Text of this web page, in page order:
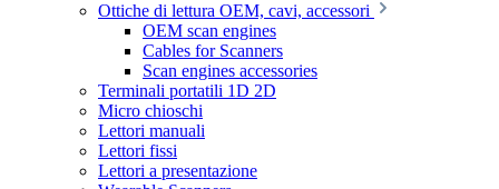
Ottiche di lettura OEM, cavi, accessori
OEM scan engines
Cables for Scanners
Scan engines accessories
Terminali portatili 1D 2D
Micro chioschi
Lettori manuali
Lettori fissi
Lettori a presentazione